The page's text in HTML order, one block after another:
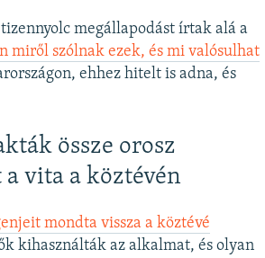
megállapodást írtak alá a
miről szólnak ezek, és mi valósulhat
ehhez hitelt is adna, és
össze orosz
vita a köztévén
mondta vissza a köztévé
kihasználták az alkalmat, és olyan